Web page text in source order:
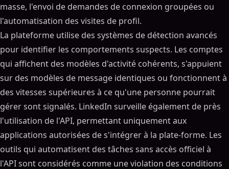
masse, l'envoi de demandes de connexion groupées ou
l'automatisation des visites de profil.
La plateforme utilise des systèmes de détection avancés
pour identifier les comportements suspects. Les comptes
qui affichent des modèles d'activité cohérents, s'appuient
sur des modèles de message identiques ou fonctionnent à
des vitesses supérieures à ce qu'une personne pourrait
gérer sont signalés. LinkedIn surveille également de près
l'utilisation de l'API, permettant uniquement aux
applications autorisées de s'intégrer à la plate-forme. Les
outils qui automatisent des tâches sans accès officiel à
l'API sont considérés comme une violation des conditions